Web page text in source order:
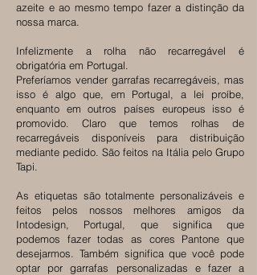
azeite e ao mesmo tempo fazer a distinção da
nossa marca.
Infelizmente a rolha não recarregável é
obrigatória em Portugal.
Preferíamos vender garrafas recarregáveis, mas
isso é algo que, em Portugal, a lei proíbe,
enquanto em outros países europeus isso é
promovido. Claro que temos rolhas de
recarregáveis ​​disponíveis para distribuição
mediante pedido. São feitos na Itália pelo Grupo
Tapi.
As etiquetas são totalmente personalizáveis e
feitos pelos nossos melhores amigos da
Intodesign, Portugal, que significa que
podemos fazer todas as cores Pantone que
desejarmos. Também significa que você pode
optar por garrafas personalizadas e fazer a